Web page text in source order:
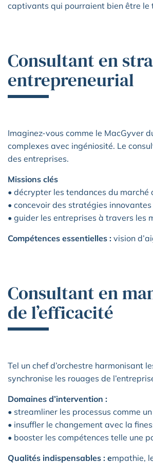
captivants qui pourraient bien être
Consultant en
entrepreneurial
Imaginez-vous comme le MacGyver
complexes avec ingéniosité. Le
des entreprises.
Missions clés
• décrypter les tendances du
• concevoir des stratégies
• guider les entreprises à travers les
Compétences essentielles : vision
Consultant en
de l’efficacité
Tel un chef d’orchestre harmonisant
synchronise les rouages de
Domaines d’intervention :
• streamliner les processus comme
• insuffler le changement avec la
• booster les compétences telle une
Qualités indispensables : empathie,